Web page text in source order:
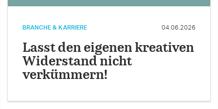
BRANCHE & KARRIERE 04.06.2026
Lasst den eigenen kreativen
Widerstand nicht
verkümmern!